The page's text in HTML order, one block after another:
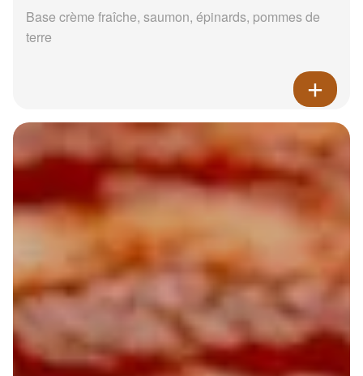
Base crème fraîche, saumon, épinards, pommes de
terre